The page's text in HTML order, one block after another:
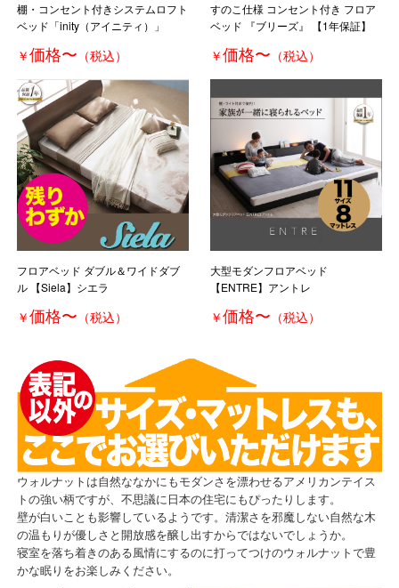
棚・コンセント付きシステムロフト
ベッド「inity（アイニティ）」
￥価格〜 （税込）
すのこ仕様 コンセント付き フロア
ベッド 『ブリーズ』 【1年保証】
￥価格〜 （税込）
フロアベッド ダブル＆ワイドダブ
ル 【Siela】シエラ
￥価格〜 （税込）
大型モダンフロアベッド
【ENTRE】アントレ
￥価格〜 （税込）
ウォルナットは自然ななかにもモダンさを漂わせるアメリカンテイス
トの強い柄ですが、不思議に日本の住宅にもぴったりします。
壁が白いことも影響しているようです。清潔さを邪魔しない自然な木
の温もりが優しさと開放感を醸し出すからではないでしょうか。
寝室を落ち着きのある風情にするのに打ってつけのウォルナットで豊
かな眠りをお楽しみください。